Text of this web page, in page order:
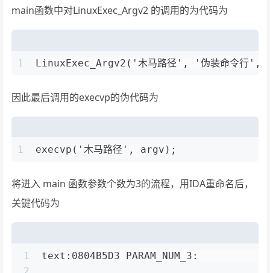
main函数中对LinuxExec_Argv2 的调用的为代码为
1 LinuxExec_Argv2('木马路径', '伪装命令行
因此最后调用的execvp的伪代码为
1 execvp('木马路径', argv);
将进入 main 函数参数个数为3的流程，用IDA重命名后，
关键代码为
1
2
text:0804B5D3 PARAM_NUM_3: